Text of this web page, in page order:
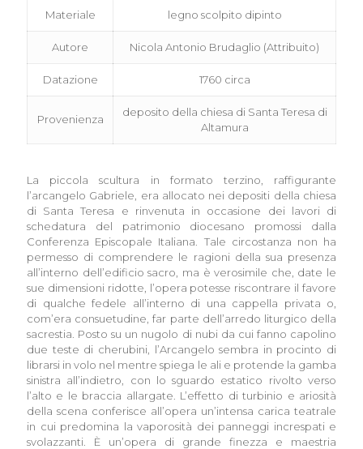
Materiale legno scolpito dipinto
Autore Nicola Antonio Brudaglio (Attribuito)
Datazione 1760 circa
Provenienza
deposito della chiesa di Santa Teresa di
Altamura
La piccola scultura in formato terzino, raffigurante
l’arcangelo Gabriele, era allocato nei depositi della chiesa
di Santa Teresa e rinvenuta in occasione dei lavori di
schedatura del patrimonio diocesano promossi dalla
Conferenza Episcopale Italiana. Tale circostanza non ha
permesso di comprendere le ragioni della sua presenza
all’interno dell’edificio sacro, ma è verosimile che, date le
sue dimensioni ridotte, l’opera potesse riscontrare il favore
di qualche fedele all’interno di una cappella privata o,
com’era consuetudine, far parte dell’arredo liturgico della
sacrestia. Posto su un nugolo di nubi da cui fanno capolino
due teste di cherubini, l’Arcangelo sembra in procinto di
librarsi in volo nel mentre spiega le ali e protende la gamba
sinistra all’indietro, con lo sguardo estatico rivolto verso
l’alto e le braccia allargate. L’effetto di turbinio e ariosità
della scena conferisce all’opera un’intensa carica teatrale
in cui predomina la vaporosità dei panneggi increspati e
svolazzanti. È un’opera di grande finezza e maestria